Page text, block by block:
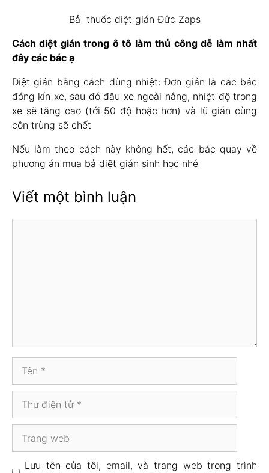
Bả| thuốc diệt gián Đức Zaps
Cách diệt gián trong ô tô làm thủ công dễ làm nhất
đây các bác ạ
Diệt gián bằng cách dùng nhiệt: Đơn giản là các bác
đóng kín xe, sau đó đậu xe ngoài nắng, nhiệt độ trong
xe sẽ tăng cao (tới 50 độ hoặc hơn) và lũ gián cùng
côn trùng sẽ chết
Nếu làm theo cách này không hết, các bác quay về
phương án mua bả diệt gián sinh học nhé
Viết một bình luận
điện
tử
web
Lưu tên của tôi, email, và trang web trong trình